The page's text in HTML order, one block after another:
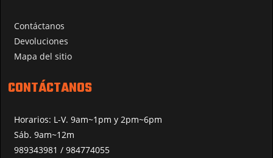
Contáctanos
Devoluciones
Mapa del sitio
CONTÁCTANOS
Horarios: L-V. 9am~1pm y 2pm~6pm
Sáb. 9am~12m
989343981 / 984774055